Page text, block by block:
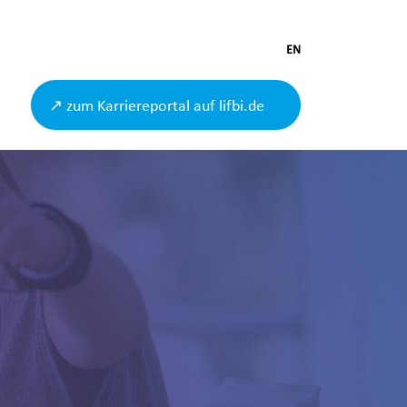
EN
↗ zum Karriereportal auf lifbi.de